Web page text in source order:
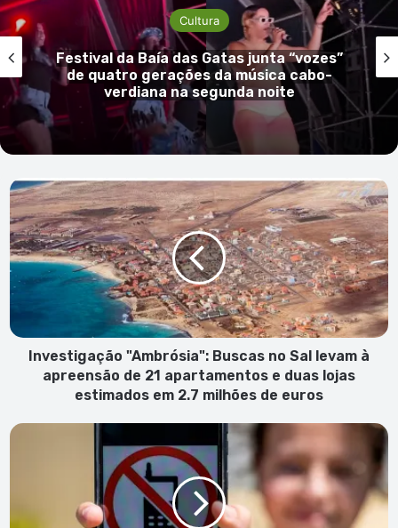
Cultura
Festival da Baía das Gatas junta “vozes”
de quatro gerações da música cabo-
verdiana na segunda noite
Investigação
"Ambrósia":
Buscas
no
Sal
levam
à
de
apartamentos
lojas
de
Investigação "Ambrósia": Buscas no Sal levam à
apreensão de 21 apartamentos e duas lojas
estimados em 2.7 milhões de euros
Ministério
do